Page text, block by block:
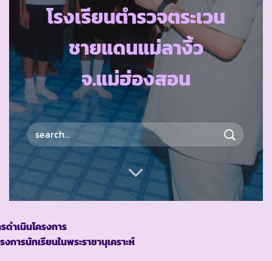
โรงเรียนตำรวจตระเวน
ชายแดนแม่ลางิ้ว
จ.แม่ฮ่องสอน
ดำเนินโครงการ
งการนักเรียนในพระราชานุเคราะห์